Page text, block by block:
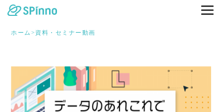
ホーム > 資料・セミナー動画